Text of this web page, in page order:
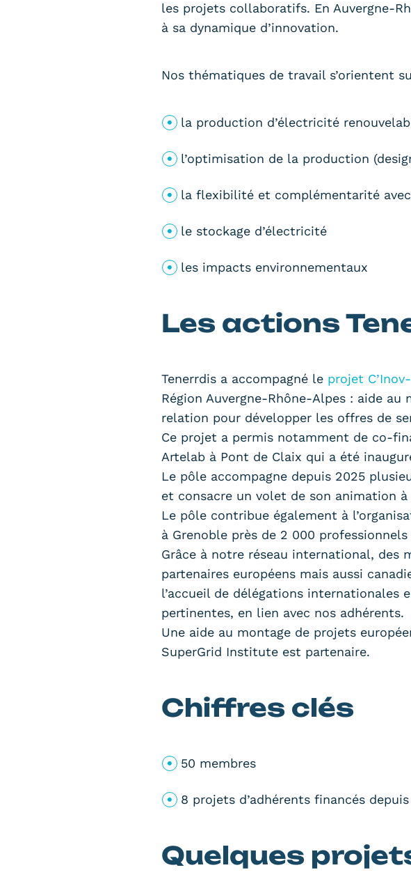
les projets collaboratifs. En Auvergne-
à sa dynamique d’innovation.
Nos thématiques de travail s’orientent
la production d’électricité
l’optimisation de la production
la flexibilité et complémentarité
le stockage d’électricité
les impacts environnementaux
Les actions
Tenerrdis a accompagné le projet
Région Auvergne-Rhône-Alpes : aide
relation pour développer les offres de
Ce projet a permis notamment de co-
Artelab à Pont de Claix qui a été
Le pôle accompagne depuis 2025
et consacre un volet de son animation
Le pôle contribue également à
à Grenoble près de 2 000
Grâce à notre réseau international, des
partenaires européens mais aussi
l’accueil de délégations internationales
pertinentes, en lien avec nos adhérents.
Une aide au montage de projets
SuperGrid Institute est partenaire.
Chiffres clés
50 membres
8 projets d’adhérents financés depuis
Quelques